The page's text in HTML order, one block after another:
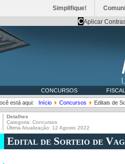
Simplifique!
CAplicar
CONCURSOS
está aqui: Início Concursos Editais de
Detalhes
Categoria:Concursos
Última Atualização: 12 Agosto 2022
Edital de Sorteio de